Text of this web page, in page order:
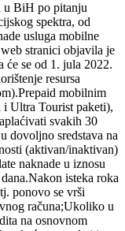
u BiH po pitanju
spektra, od
usluga mobilne
stranici objavila je
će se od 1. jula 2022.
resursa
mobilnim
Ultra Tourist paketi),
svakih 30
dovoljno sredstava na
(aktivan/inaktivan)
naknade u iznosu
isteka roka
ponovo se vrši
računa;Ukoliko u
na osnovnom